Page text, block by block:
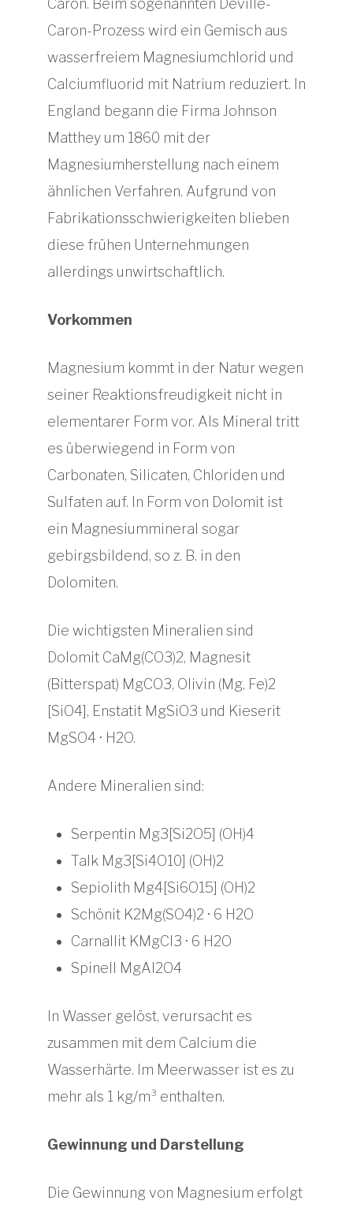
Caron. Beim sogenannten Deville-
Caron-Prozess wird ein Gemisch aus
wasserfreiem Magnesiumchlorid und
Calciumfluorid mit Natrium reduziert. In
England begann die Firma Johnson
Matthey um 1860 mit der
Magnesiumherstellung nach einem
ähnlichen Verfahren. Aufgrund von
Fabrikationsschwierigkeiten blieben
diese frühen Unternehmungen
allerdings unwirtschaftlich.
Vorkommen
Magnesium kommt in der Natur wegen
seiner Reaktionsfreudigkeit nicht in
elementarer Form vor. Als Mineral tritt
es überwiegend in Form von
Carbonaten, Silicaten, Chloriden und
Sulfaten auf. In Form von Dolomit ist
ein Magnesiummineral sogar
gebirgsbildend, so z. B. in den
Dolomiten.
Die wichtigsten Mineralien sind
Dolomit CaMg(CO3)2, Magnesit
(Bitterspat) MgCO3, Olivin (Mg, Fe)2
[SiO4], Enstatit MgSiO3 und Kieserit
MgSO4 · H2O.
Andere Mineralien sind:
Serpentin Mg3[Si2O5] (OH)4
Talk Mg3[Si4O10] (OH)2
Sepiolith Mg4[Si6O15] (OH)2
Schönit K2Mg(SO4)2 · 6 H2O
Carnallit KMgCl3 · 6 H2O
Spinell MgAl2O4
In Wasser gelöst, verursacht es
zusammen mit dem Calcium die
Wasserhärte. Im Meerwasser ist es zu
mehr als 1 kg/m³ enthalten.
Gewinnung und Darstellung
Die Gewinnung von Magnesium erfolgt